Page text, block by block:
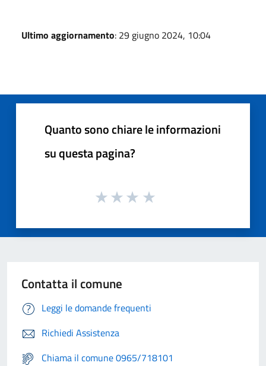
Ultimo aggiornamento: 29 giugno 2024, 10:04
Quanto sono chiare le informazioni
su questa pagina?
Contatta il comune
Leggi le domande frequenti
Richiedi Assistenza
Chiama il comune 0965/718101